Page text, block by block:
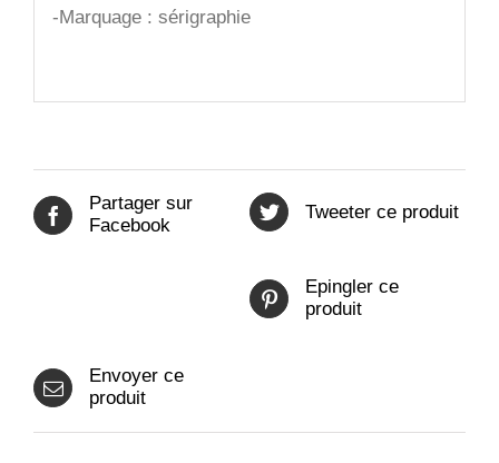
-Marquage : sérigraphie
Partager sur
Facebook
Tweeter ce produit
Epingler ce
produit
Envoyer ce
produit